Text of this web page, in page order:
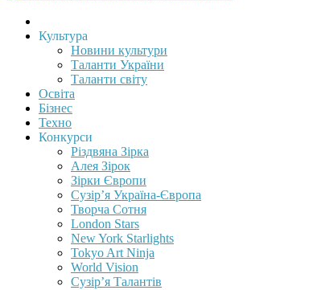
Культура
Новини культури
Таланти України
Таланти світу
Освіта
Бізнес
Техно
Конкурси
Різдвяна Зірка
Алея Зірок
Зірки Європи
Сузір’я Україна-Європа
Творча Сотня
London Stars
New York Starlights
Tokyo Art Ninja
World Vision
Сузір’я Талантів